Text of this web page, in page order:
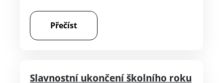
Přečíst
Slavnostní ukončení školního roku